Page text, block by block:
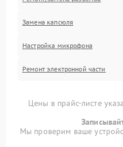
Замена капсюля
Настройка микрофона
Ремонт электронной части
Цены в прайс-листе
Мы проверим ваше